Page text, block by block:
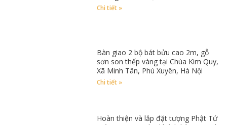
Chi tiết »
Bàn giao 2 bộ bát bửu cao 2m, gỗ
sơn son thếp vàng tại Chùa Kim Quy,
Xã Minh Tân, Phú Xuyên, Hà Nội
Chi tiết »
Hoàn thiện và lắp đặt tượng Phật Tứ